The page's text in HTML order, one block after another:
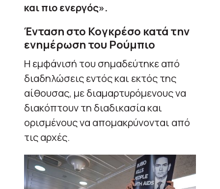
και πιο ενεργός».
Ένταση στο Κογκρέσο κατά την
ενημέρωση του Ρούμπιο
Η εμφάνισή του σημαδεύτηκε από
διαδηλώσεις εντός και εκτός της
αίθουσας, με διαμαρτυρόμενους να
διακόπτουν τη διαδικασία και
ορισμένους να απομακρύνονται από
τις αρχές.